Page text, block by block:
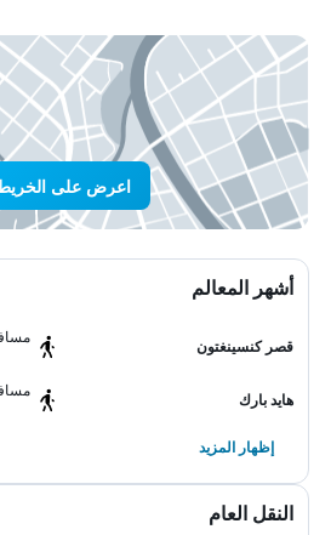
اعرض على
أشهر المعالم
قصر كنسينغتون
مسافة
هايد بارك
مسافة
إظهار المزيد
النقل العام